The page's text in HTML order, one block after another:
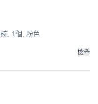
, 1個, 粉色
檢舉